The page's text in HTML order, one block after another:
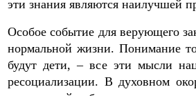
эти знания являются наилучшей
Особое событие для верующего
нормальной жизни. Понимание
будут дети, – все эти мысли
ресоциализации. В духовном